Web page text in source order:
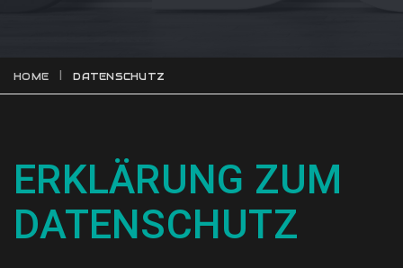
HOME DATENSCHUTZ
ERKLÄRUNG ZUM
DATENSCHUTZ